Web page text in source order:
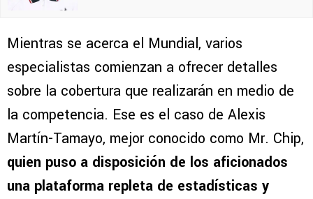
Mientras se acerca el Mundial, varios
especialistas comienzan a ofrecer detalles
sobre la cobertura que realizarán en medio de
la competencia. Ese es el caso de Alexis
Martín-Tamayo, mejor conocido como Mr. Chip,
quien puso a disposición de los aficionados
una plataforma repleta de estadísticas y